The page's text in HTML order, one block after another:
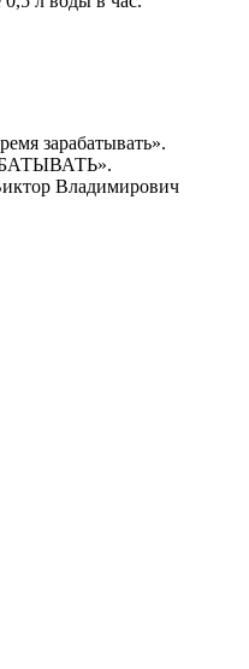
зарабатывать».
Владимирович